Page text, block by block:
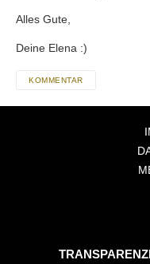
Alles Gute,
Deine Elena :)
KOMMENTAR